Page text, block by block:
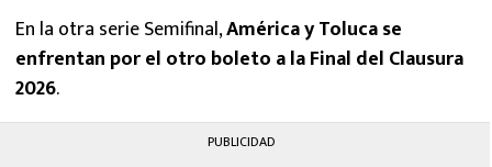
En la otra serie Semifinal,América y Toluca se
enfrentan por el otro boleto a la Final del Clausura
2026.
PUBLICIDAD